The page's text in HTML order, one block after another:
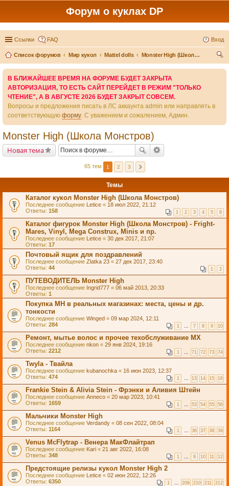
Форум о куклах DP
Ссылки FAQ Вход
Список форумов Мир кукол Mattel dolls
Monster High (Школа Монстров)
В БЛИЖАЙШЕЕ ВРЕМЯ НА ФОРУМЕ БУДЕТ ЗАКРЫТА
АВТОРИЗАЦИЯ, ТО ЕСТЬ САЙТ ПЕРЕЙДЕТ В РЕЖИМ "ТОЛЬКО
ЧТЕНИЕ", А В АВГУСТЕ 2026 БУДЕТ ЗАКРЫТ СОВСЕМ.
Вопросы и предложения писать в ЛС аккаунта admin или направлять в
соответствующую форму. С уважением и сожалением, Админ.
Monster High (Школа Монстров)
Новая тема
65 тем 1 2 3
Темы
Каталог кукол Monster High (Школа Монстров)
Последнее сообщение Letice « 18 июл 2022, 21:12
Ответы: 158 1 2 3 4 5 6
Каталог фигурок Monster High (Школа Монстров) - Fright-
Mares, Vinyl, Mega Construx, Minis и пр.
Последнее сообщение Letice « 30 дек 2017, 21:07
Ответы: 17
Почтовый ящик для поздравлений
Последнее сообщение Zlatka 23 « 27 дек 2017, 23:40
Ответы: 44 1 2
ПУТЕВОДИТЕЛЬ Monster High
Последнее сообщение Ingrid777 « 06 май 2013, 20:33
Ответы: 1
Покупка MH в реальных магазинах: места, цены и др.
тонкости
Последнее сообщение Winged « 09 мар 2024, 12:11
Ответы: 284 1 … 7 8 9 10
Ремонт, мытье волос и прочее техобслуживание МХ
Последнее сообщение nkon « 29 янв 2024, 19:16
Ответы: 2212 1 … 71 72 73 74
Twyla - Твайла
Последнее сообщение kubanochka « 16 июн 2023, 12:37
Ответы: 474 1 … 13 14 15 16
Frankie Stein & Alivia Stein - Фрэнки и Аливия Штейн
Последнее сообщение Anneco « 20 мар 2023, 10:41
Ответы: 1659 1 … 53 54 55 56
Мальчики Monster High
Последнее сообщение Verdandy « 08 сен 2022, 08:04
Ответы: 1164 1 … 36 37 38 39
Venus McFlytrap - Венера МакФлайтрап
Последнее сообщение Kari « 21 авг 2022, 16:08
Ответы: 348 1 … 9 10 11 12
Предстоящие релизы кукол Monster High 2
Последнее сообщение Letice « 02 июн 2022, 12:26
Ответы: 6350 1 … 209 210 211 212